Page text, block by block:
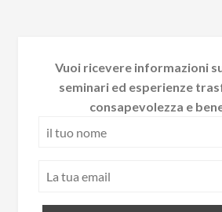
Vuoi ricevere informazioni
seminari ed esperienze
consapevolezza e